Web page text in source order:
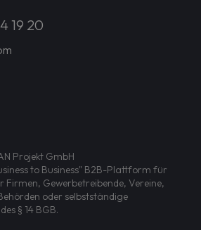
19 20
Projekt GmbH
to Business" B2B-Plattform für
Firmen, Gewerbetreibende, Vereine,
oder selbstständige
§ 14 BGB.